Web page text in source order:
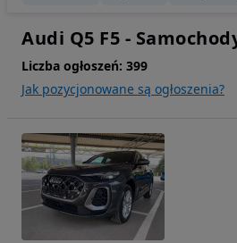
Audi Q5 F5 -
Liczba ogłoszeń: 399
Jak pozycjonowane są ogłoszenia?